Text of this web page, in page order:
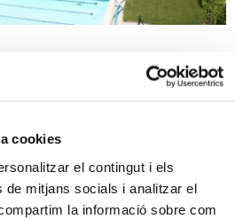
cookies
el contingut i els
de mitjans socials i analitzar el
la informació sobre com